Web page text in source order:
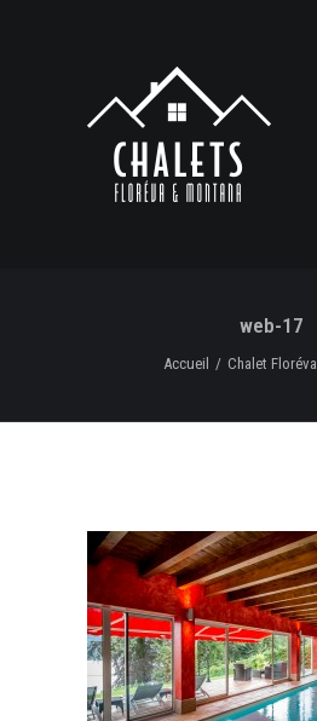
web-17
Accueil Chalet Floréva